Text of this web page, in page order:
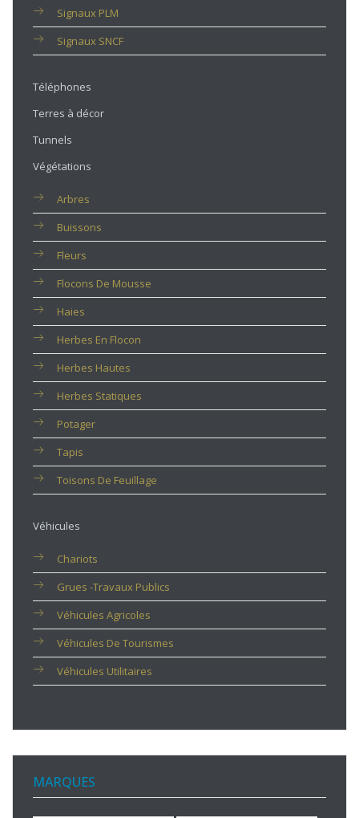
Signaux PLM
Signaux SNCF
Téléphones
Terres à décor
Tunnels
Végétations
Arbres
Buissons
Fleurs
Flocons De Mousse
Haies
Herbes En Flocon
Herbes Hautes
Herbes Statiques
Potager
Tapis
Toisons De Feuillage
Véhicules
Chariots
Grues -travaux Publics
Véhicules Agricoles
Véhicules De Tourismes
Véhicules Utilitaires
MARQUES